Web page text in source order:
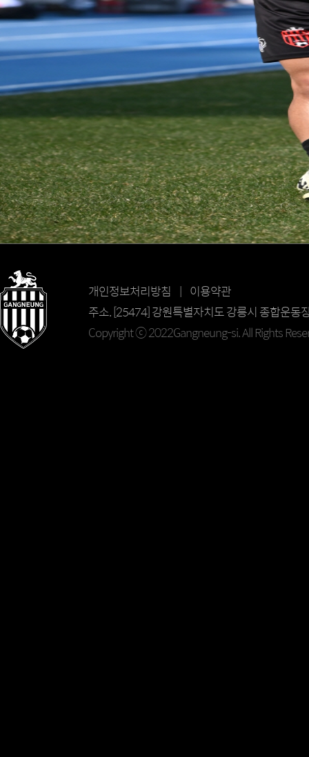
개인정보처리방침 | 이용약관
주소. [25474] 강원특별자치도 강릉시 종합
Copyright ⓒ 2022Gangneung-si. All Rights